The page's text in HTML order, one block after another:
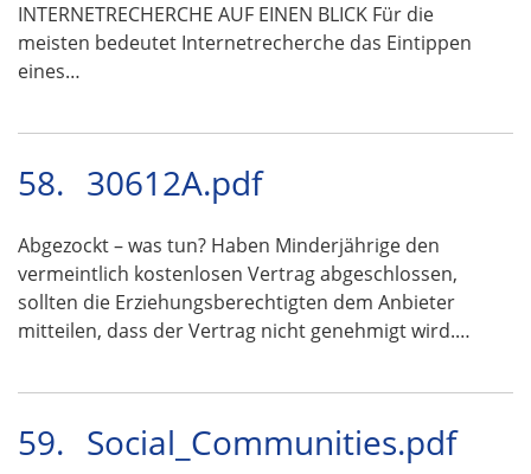
INTERNETRECHERCHE AUF EINEN BLICK Für die
meisten bedeutet Internetrecherche das Eintippen
eines…
58. 30612A.pdf
Abgezockt – was tun? Haben Minderjährige den
vermeintlich kostenlosen Vertrag abgeschlossen,
sollten die Erziehungsberechtigten dem Anbieter
mitteilen, dass der Vertrag nicht genehmigt wird.…
59. Social_Communities.pdf